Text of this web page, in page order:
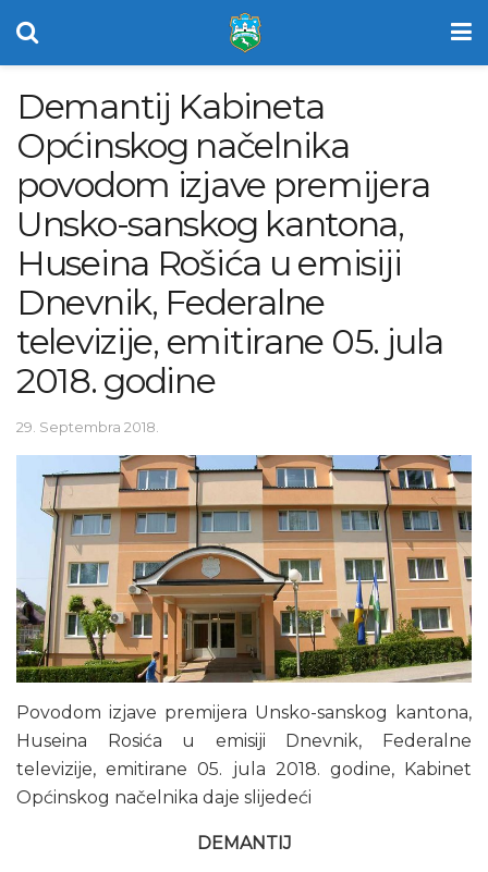
Demantij Kabineta
Općinskog načelnika
povodom izjave premijera
Unsko-sanskog kantona,
Huseina Rošića u emisiji
Dnevnik, Federalne
televizije, emitirane 05. jula
2018. godine
29. Septembra 2018.
Povodom izjave premijera Unsko-sanskog kantona,
Huseina Rosića u emisiji Dnevnik, Federalne
televizije, emitirane 05. jula 2018. godine, Kabinet
Općinskog načelnika daje slijedeći
DEMANTIJ